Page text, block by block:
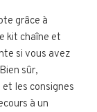
grâce à
kit chaîne et
si vous avez
sûr,
les consignes
à un